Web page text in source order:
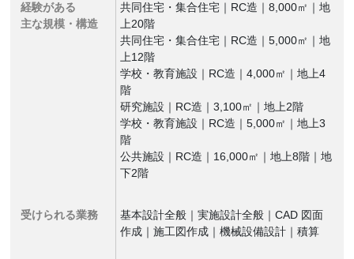
経験がある
主な規模・構造
共同住宅・集合住宅｜RC造｜8,000㎡｜地
上20階
共同住宅・集合住宅｜RC造｜5,000㎡｜地
上12階
学校・教育施設｜RC造｜4,000㎡｜地上4
階
研究施設｜RC造｜3,100㎡｜地上2階
学校・教育施設｜RC造｜5,000㎡｜地上3
階
公共施設｜RC造｜16,000㎡｜地上8階｜地
下2階
受けられる業務
基本設計全般｜実施設計全般｜CAD 図面
作成｜施工図作成｜機械設備設計｜積算